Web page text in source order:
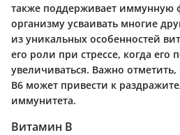
также поддерживает иммунную
организму усваивать многие
из уникальных особенностей
его роли при стрессе, когда его
увеличиваться. Важно
В6 может привести к
иммунитета.
Витамин В